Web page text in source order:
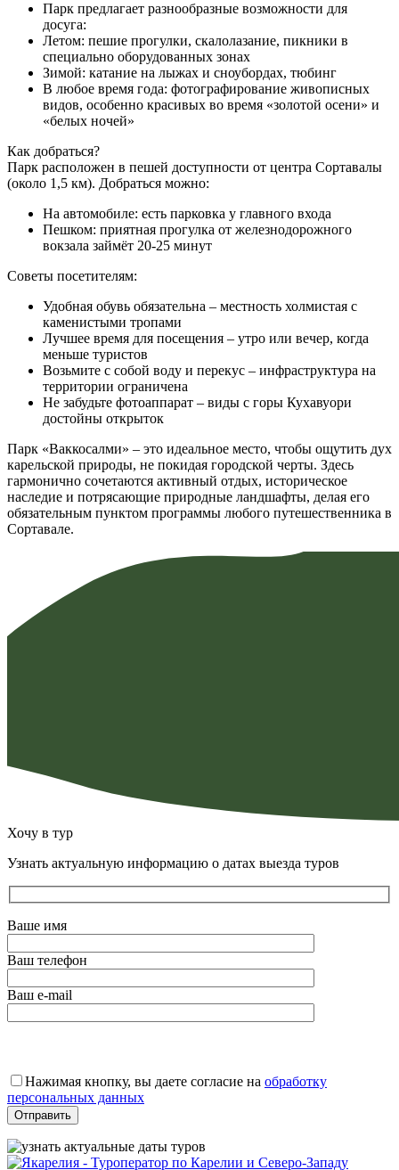
Парк предлагает разнообразные возможности для
досуга:
Летом: пешие прогулки, скалолазание, пикники в
специально оборудованных зонах
Зимой: катание на лыжах и сноубордах, тюбинг
В любое время года: фотографирование живописных
видов, особенно красивых во время «золотой осени» и
«белых ночей»
Как добраться?
Парк расположен в пешей доступности от центра Сортавалы
(около 1,5 км). Добраться можно:
На автомобиле: есть парковка у главного входа
Пешком: приятная прогулка от железнодорожного
вокзала займёт 20-25 минут
Советы посетителям:
Удобная обувь обязательна – местность холмистая с
каменистыми тропами
Лучшее время для посещения – утро или вечер, когда
меньше туристов
Возьмите с собой воду и перекус – инфраструктура на
территории ограничена
Не забудьте фотоаппарат – виды с горы Кухавуори
достойны открыток
Парк «Ваккосалми» – это идеальное место, чтобы ощутить дух
карельской природы, не покидая городской черты. Здесь
гармонично сочетаются активный отдых, историческое
наследие и потрясающие природные ландшафты, делая его
обязательным пунктом программы любого путешественника в
Сортавале.
Хочу в тур
Узнать актуальную информацию о датах выезда туров
Ваше имя
Ваш телефон
Ваш e-mail
это
поле
пустым.
Нажимая кнопку, вы даете согласие на обработку
персональных данных